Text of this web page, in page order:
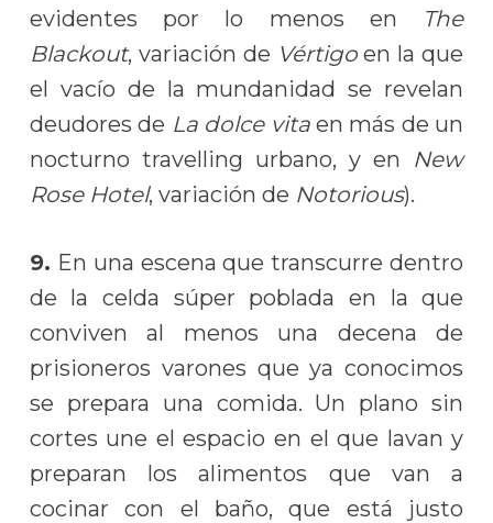
evidentes por lo menos en
The
Blackout, variación de Vértigoen la que
el vacío de la mundanidad se revelan
deudores de La dolce vita en más de un
nocturno travelling urbano, y en New
Rose Hotel, variación de Notorious).
9. En una escena que transcurre dentro
de la celda súper poblada en la que
conviven al menos una decena de
prisioneros varones que ya conocimos
se prepara una comida. Un plano sin
cortes une el espacio en el que lavan y
preparan los alimentos que van a
cocinar con el baño, que está justo